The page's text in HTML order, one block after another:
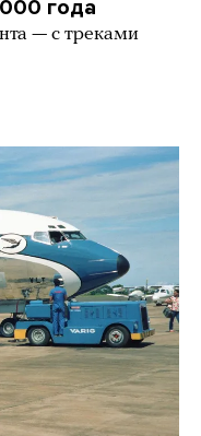
года
— с треками